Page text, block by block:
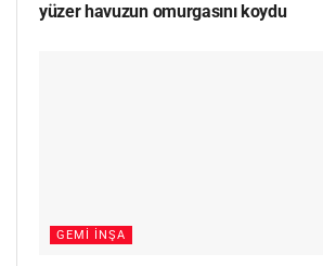
yüzer havuzun omurgasını koydu
GEMI İNŞA